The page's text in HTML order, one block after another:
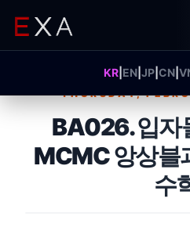
KR EN JP CN
THURSDAY,
BA026. 입자
MCMC 앙상블
수